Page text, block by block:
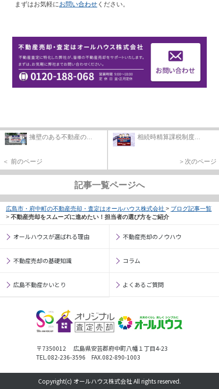
まずはお気軽にお問い合わせ ください。
擁壁のある不動産の...
＜ 前のページ
相続時精算課税制度...
＞次のページ
記事一覧ページへ
広島市・府中町の不動産売却・査定はオールハウス株式会社 > ブログ記事一覧
> 不動産売却をスムーズに進めたい！担当者の選び方をご紹介
オールハウスが選ばれる理由 不動産売却のノウハウ
不動産売却の基礎知識 コラム
広島不動産かいとり よくあるご質問
〒7350012 広島県安芸郡府中町八幡１丁目4-23
TEL.082-236-3596 FAX.082-890-1003
Copyright(c) オールハウス株式会社 All rights reserved.